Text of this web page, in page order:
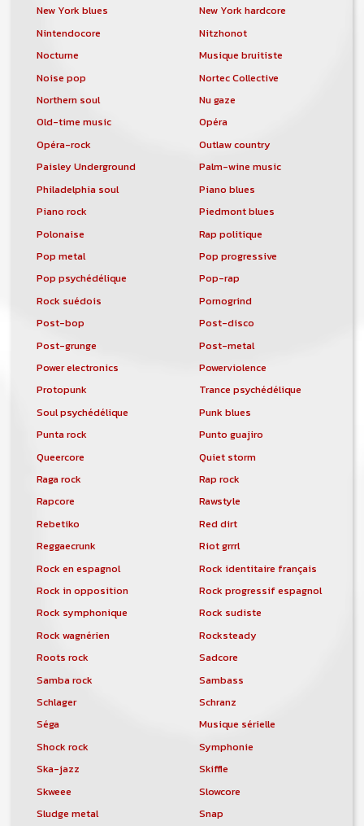
New York blues
New York hardcore
Nintendocore
Nitzhonot
Nocturne
Musique bruitiste
Noise pop
Nortec Collective
Northern soul
Nu gaze
Old-time music
Opéra
Opéra-rock
Outlaw country
Paisley Underground
Palm-wine music
Philadelphia soul
Piano blues
Piano rock
Piedmont blues
Polonaise
Rap politique
Pop metal
Pop progressive
Pop psychédélique
Pop-rap
Rock suédois
Pornogrind
Post-bop
Post-disco
Post-grunge
Post-metal
Power electronics
Powerviolence
Protopunk
Trance psychédélique
Soul psychédélique
Punk blues
Punta rock
Punto guajiro
Queercore
Quiet storm
Raga rock
Rap rock
Rapcore
Rawstyle
Rebetiko
Red dirt
Reggaecrunk
Riot grrrl
Rock en espagnol
Rock identitaire français
Rock in opposition
Rock progressif espagnol
Rock symphonique
Rock sudiste
Rock wagnérien
Rocksteady
Roots rock
Sadcore
Samba rock
Sambass
Schlager
Schranz
Séga
Musique sérielle
Shock rock
Symphonie
Ska-jazz
Skiffle
Skweee
Slowcore
Sludge metal
Snap